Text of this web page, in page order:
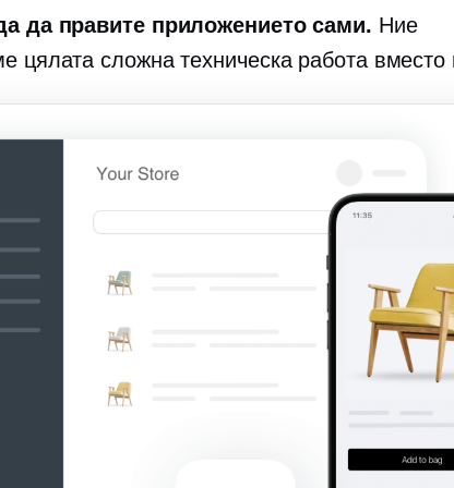
да правите приложението сами. Ние
цялата сложна техническа работа вместо